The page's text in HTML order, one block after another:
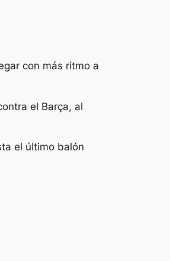
con más ritmo a
el Barça, al
el último balón